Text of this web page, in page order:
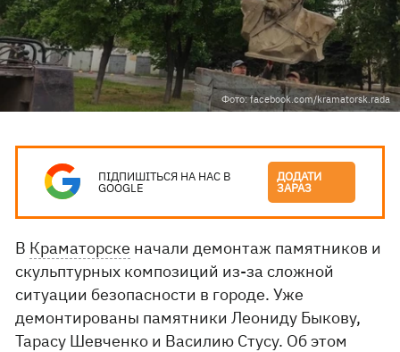
Фото: facebook.com/kramatorsk.rada
ПІДПИШІТЬСЯ НА НАС В
GOOGLE
ДОДАТИ
ЗАРАЗ
В Краматорске начали демонтаж памятников и
скульптурных композиций из-за сложной
ситуации безопасности в городе. Уже
демонтированы памятники Леониду Быкову,
Тарасу Шевченко и Василию Стусу. Об этом